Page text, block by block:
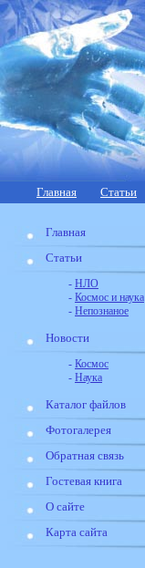
Главная Статьи
Главная
Статьи
- НЛО
- Космос и наука
- Непознаное
Новости
- Космос
- Наука
Каталог файлов
Фотогалерея
Обратная связь
Гостевая книга
О сайте
Карта сайта